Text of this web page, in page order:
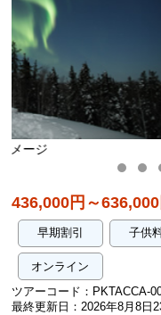
436,000円～636,000
早期割引 子供
オンライン
ツアーコード：PKTACCA-
最終更新日：2026年8月8日